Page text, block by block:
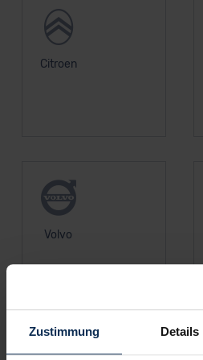
Zustimmung Details
Citroen
Volvo